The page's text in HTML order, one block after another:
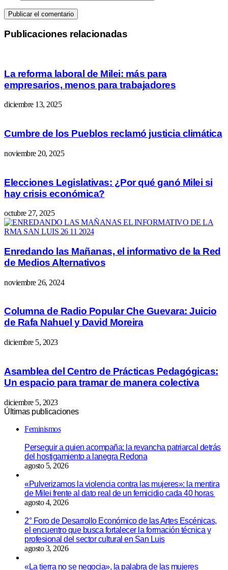
Publicaciones relacionadas
La reforma laboral de Milei: más para
empresarios, menos para trabajadores
diciembre 13, 2025
Cumbre de los Pueblos reclamó justicia climática
noviembre 20, 2025
Elecciones Legislativas: ¿Por qué ganó Milei si
hay crisis económica?
octubre 27, 2025
Enredando las Mañanas, el informativo de la Red
de Medios Alternativos
noviembre 26, 2024
Columna de Radio Popular Che Guevara: Juicio
de Rafa Nahuel y David Moreira
diciembre 5, 2023
Asamblea del Centro de Prácticas Pedagógicas:
Un espacio para tramar de manera colectiva
diciembre 5, 2023
Últimas publicaciones
Feminismos
Perseguir a quien acompaña: la revancha patriarcal detrás
del hostigamiento a lanegra Redona
agosto 5, 2026
«Pulverizamos la violencia contra las mujeres»: la mentira
de Milei frente al dato real de un femicidio cada 40 horas
agosto 4, 2026
2° Foro de Desarrollo Económico de las Artes Escénicas,
el encuentro que busca fortalecer la formación técnica y
profesional del sector cultural en San Luis
agosto 3, 2026
«La tierra no se negocia», la palabra de las mujeres